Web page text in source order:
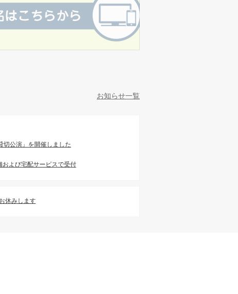
お知らせ一覧
切公演」を開催しました
および宅配サービスで受付
休みします